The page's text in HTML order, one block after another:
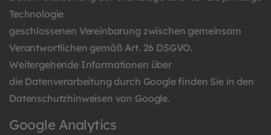
Technologie
geschlossenen Vereinbarung zwischen gemeinsam
Verantwortlichen gemäß Art. 26 DSGVO.
Weitergehende Informationen über
die Datenverarbeitung durch Google finden Sie in den
Datenschutzhinweisen von Google.
Google Analytics